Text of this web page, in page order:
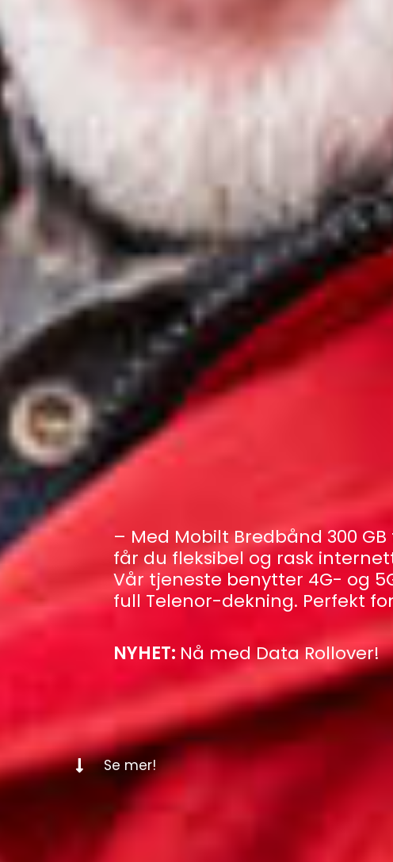
– Med Mobilt Bredbånd 300 GB
får du fleksibel og rask
Vår tjeneste benytter 4G- og
full Telenor-dekning. Perfekt
NYHET: Nå med Data Rollover!
Se mer!